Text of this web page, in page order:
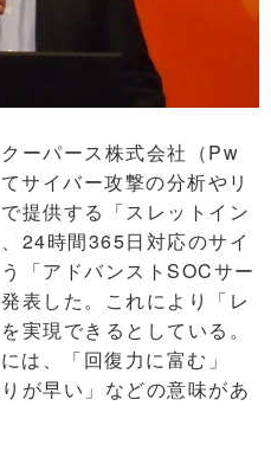
ーパース株式会社（Pw
サイバー攻撃の分析やリ
提供する「スレットイン
24時間365日対応のサイ
「アドバンストSOCサー
表した。これにより「レ
実現できるとしている。
は、「回復力に富む」
が早い」などの意味があ